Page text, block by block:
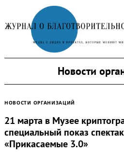
to
content
Новости
НОВОСТИ ОРГАНИЗАЦИЙ
21 марта в Музее
специальный показ
«Прикасаемые 3.0»